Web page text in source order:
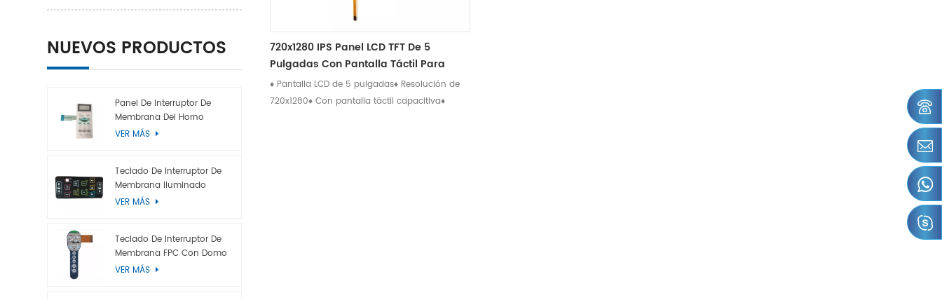
720x1280 IPS Panel LCD TFT De 5
Pulgadas Con Pantalla Táctil Para
Pantalla Móvil
♦ Pantalla LCD de 5 pulgadas♦ Resolución de
720x1280♦ Con pantalla táctil capacitiva♦
NUEVOS PRODUCTOS
Panel De Interruptor De
Membrana Del Horno
Microondas
VER MÁS
Teclado De Interruptor De
Membrana Iluminado
VER MÁS
Teclado De Interruptor De
Membrana FPC Con Domo
Metálico
VER MÁS